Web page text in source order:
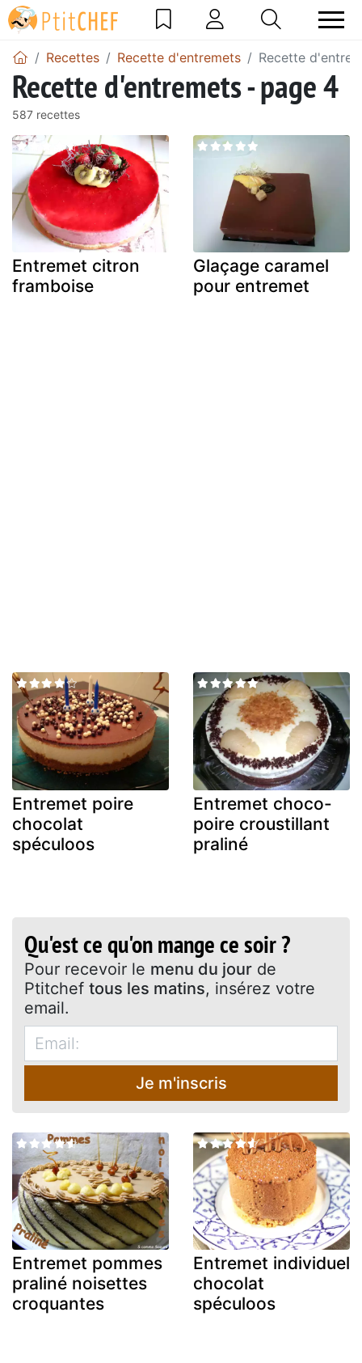
Recettes Recette d'entremets Recette
Recette d'entremets - page 4
587 recettes
Entremet citron
framboise
Glaçage caramel
pour entremet
Entremet poire
chocolat
spéculoos
Entremet choco-
poire croustillant
praliné
Qu'est ce qu'on mange ce soir ?
Pour recevoir le menu du jour de
Ptitchef tous les matins, insérez votre
email.
Je m'inscris
Entremet pommes
praliné noisettes
croquantes
Entremet individuel
chocolat
spéculoos